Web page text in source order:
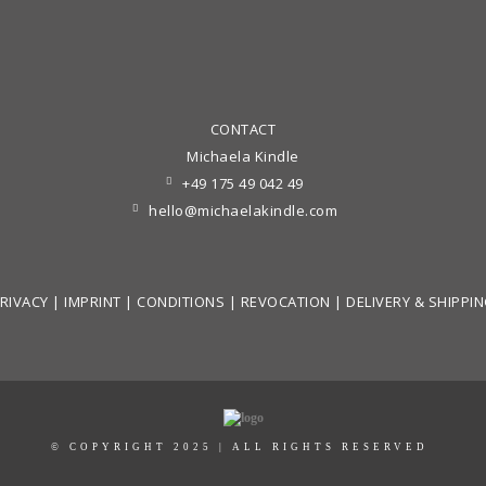
CONTACT
Michaela Kindle
+49 175 49 042 49
hello@michaelakindle.com
| IMPRINT | CONDITIONS | REVOCATION | DELIVERY &
© COPYRIGHT 2025 | ALL RIGHTS RESERVED